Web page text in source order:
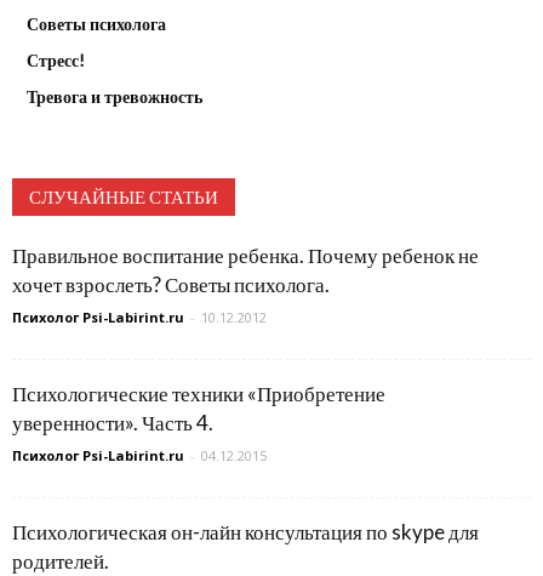
Советы психолога
Стресс!
Тревога и тревожность
СЛУЧАЙНЫЕ СТАТЬИ
Правильное воспитание ребенка. Почему ребенок не
хочет взрослеть? Советы психолога.
Психолог Psi-Labirint.ru - 10.12.2012
Психологические техники «Приобретение
уверенности». Часть 4.
Психолог Psi-Labirint.ru - 04.12.2015
Психологическая он-лайн консультация по skype для
родителей.